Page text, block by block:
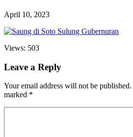
April 10, 2023
Views: 503
Leave a Reply
Your email address will not be published.
marked *